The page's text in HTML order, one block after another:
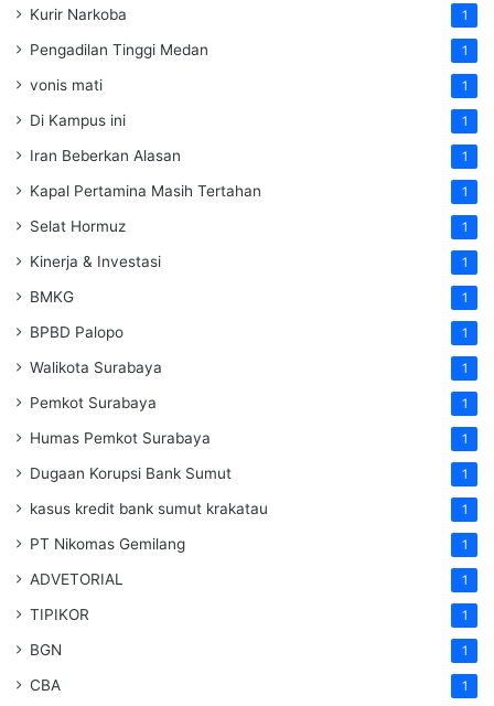
Kurir Narkoba 1
Pengadilan Tinggi Medan 1
vonis mati 1
Di Kampus ini 1
Iran Beberkan Alasan 1
Kapal Pertamina Masih Tertahan 1
Selat Hormuz 1
Kinerja & Investasi 1
BMKG 1
BPBD Palopo 1
Walikota Surabaya 1
Pemkot Surabaya 1
Humas Pemkot Surabaya 1
Dugaan Korupsi Bank Sumut 1
kasus kredit bank sumut krakatau 1
PT Nikomas Gemilang 1
ADVETORIAL 1
TIPIKOR 1
BGN 1
CBA 1